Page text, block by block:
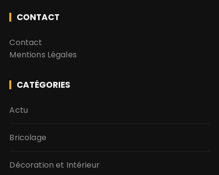
CONTACT
Contact
Mentions Légales
CATÉGORIES
Actu
Bricolage
Décoration et Intérieur